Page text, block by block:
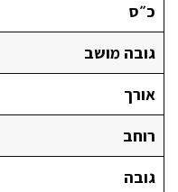
כ״ס
גובה מושב
אורך
רוחב
גובה